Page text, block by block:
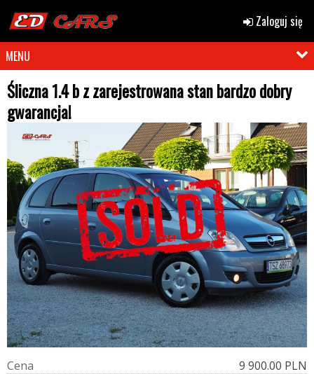
Zaloguj się
MENU
Śliczna 1.4 b z zarejestrowana stan bardzo dobry
gwarancja!
Cena
9 900.00 PLN